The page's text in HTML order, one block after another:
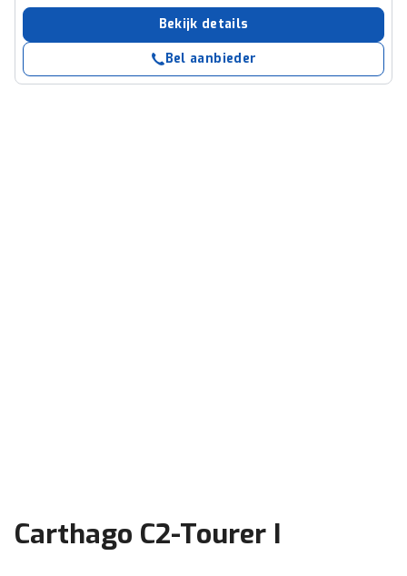
Bekijk details
Bel aanbieder
Carthago C2-Tourer I